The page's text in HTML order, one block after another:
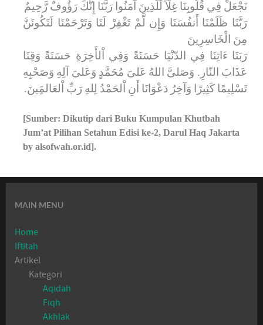
تَجْعَلْ فِي قُلُوبِنَا غِلّاً لِّلَّذِينَ آمَنُوا رَبَّنَا إِنَّكَ رَؤُوفٌ رَّحِيمٌ
رَبَّنَا ظَلَمْنَا أَنفُسَنَا وَإِن لَّمْ تَغْفِرْ لَنَا وَتَرْحَمْنَا لَنَكُونَنَّ
مِنَ الْخَاسِرِينَ
رَبَنَا ءَاتِنَا فِي الدّنْيَا حَسَنَةً وَفِي اْلأَخِرَةِ حَسَنَةً وَقِنَا
عَذَابَ النّارِ. وَصَلىَّ اللهُ عَلىَ مُحَمَّدٍ وَعَلىَ آلِهِ وَصَحْبِهِ
تَسْلِيمًا كَثِيرًا وَآخِرُ دَعْوَانَا أَنِ اْلحَمْدُ لِلهِ رَبِّ اْلعَالمَِينَ.
[Sumber: Dikutip dari Buku Kumpulan Khutbah
Jum’at Pilihan Setahun Edisi ke-2, Darul Haq Jakarta
by alsofwah.or.id].
MAIN MENU
Home
Iftitah
Artikel
Kategori
Aqidah
Fiqh
Akhlak